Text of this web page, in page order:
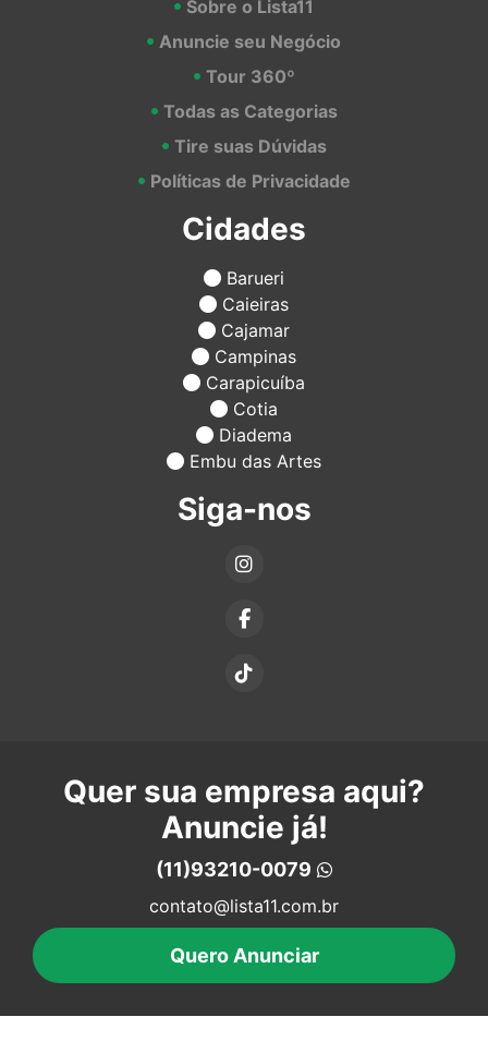
Sobre o Lista11
Anuncie seu Negócio
Tour 360º
Todas as Categorias
Tire suas Dúvidas
Políticas de Privacidade
Cidades
Barueri
Caieiras
Cajamar
Campinas
Carapicuíba
Cotia
Diadema
Embu das Artes
Siga-nos
Quer sua empresa aqui?
Anuncie já!
(11)93210-0079
contato@lista11.com.br
Quero Anunciar